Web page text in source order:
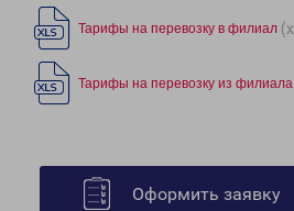
Тарифы на перевозку в филиал
Тарифы на перевозку из филиала
Оформить заявку